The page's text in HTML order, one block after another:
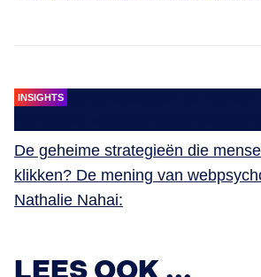
INSIGHTS
De geheime strategieën die
klikken? De mening van
Nathalie Nahai:
Economiefilosoof Rogier